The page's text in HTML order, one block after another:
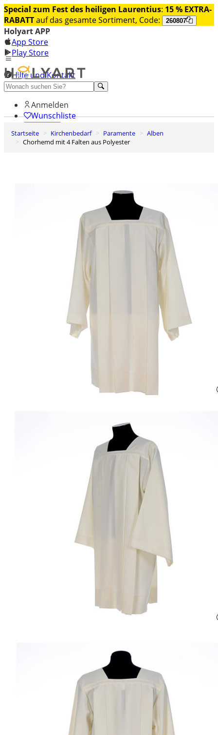
Special zum Fest des heiligen Laurentius: 15 % EXTRA-
RABATTauf das gesamte Sortiment, Code: 260807
Holyart APP
App Store
Play Store
Hilfe und Kontakt
Entdecken Sie Premium
Anmelden
Wunschliste
0
Warenkorb
Startseite Kirchenbedarf Paramente
Alben
Chorhemd mit 4 Falten aus Polyester